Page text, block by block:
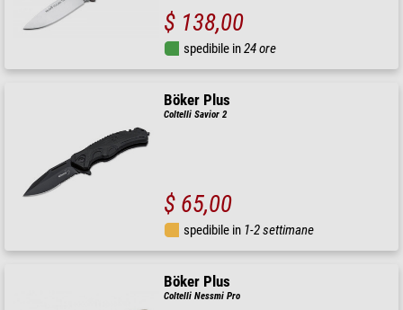
$ 138,00
spedibile in24 ore
Böker Plus
Coltelli Savior 2
$ 65,00
spedibile in 1-2 settimane
Böker Plus
Coltelli Nessmi Pro